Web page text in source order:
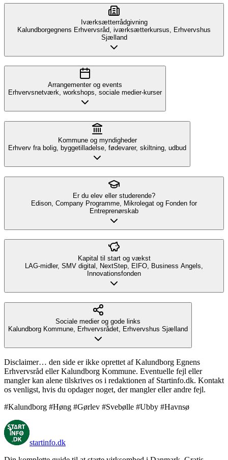
Iværksætterrådgivning
Kalundborgegnens Erhvervsråd, iværksætterkursus, Erhvervshus
Sjælland
Arrangementer og events
Erhvervsnetværk, workshops, sociale medier-kurser
Kommune og myndigheder
Erhverv fra bolig, byggetilladelse, fødevarer, skiltning, udbud
Er du elev eller studerende?
Edison, Company Programme, Mikrolegat og Fonden for
Entreprenørskab
Kapital til start og vækst
LAG-midler, SMV digital, NextStep, EIFO, Business Angels,
Innovationsfonden
Sociale medier og gode links
Kalundborg Kommune, Erhvervsrådet, Erhvervshus Sjælland
Disclaimer… den side er ikke oprettet af Kalundborg Egnens
Erhvervsråd eller Kalundborg Kommune. Eventuelle fejl eller
mangler kan alene tilskrives os i redaktionen af Startinfo.dk. Kontakt
os venligst, hvis du opdager noget, der mangler eller andre fejl.
#Kalundborg #Høng #Gørlev #Svebølle #Ubby #Havnsø
startinfo.dk